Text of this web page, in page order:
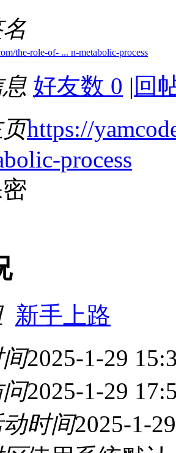
the-role-of- ... n-metabolic-process
好友数 0 | 回
https://
process
新手上路
2025-1-29
2025-1-29
动时间2025-1-